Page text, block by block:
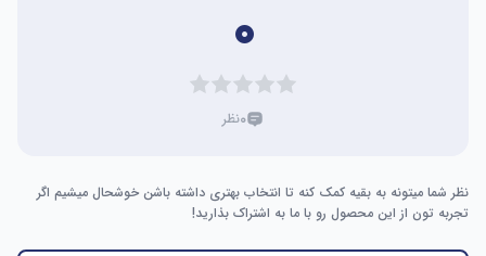
۰
۰نظر
نظر شما میتونه به بقیه کمک کنه تا انتخاب بهتری داشته باشن خوشحال میشیم اگر
تجربه تون از این محصول رو با ما به اشتراک بذارید!